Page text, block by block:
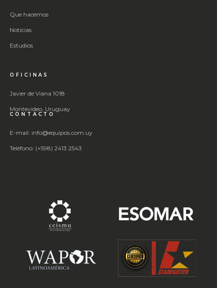
Que hacemos
Noticias
Estudios
OFICINAS
Javier de Viana 1018
Montevideo, Uruguay
CONTACTO
E-mail: info@equipos.com.uy
Teléfono: (+598) 2413 2543